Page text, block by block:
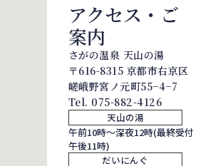
アクセス・ご
案内
さがの温泉 天山の湯
〒616-8315 京都市右京区
嵯峨野宮ノ元町55−4−7
Tel. 075-882-4126
天山の湯
午前10時～深夜12時(最終受付
午後11時)
だいにんぐ